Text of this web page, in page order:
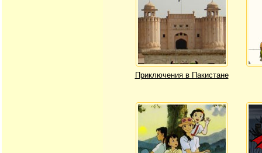
Приключения в Пакистане